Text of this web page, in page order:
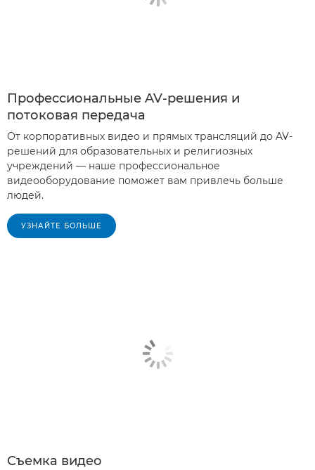
Профессиональные AV-решения и
потоковая передача
От корпоративных видео и прямых трансляций до AV-
решений для образовательных и религиозных
учреждений — наше профессиональное
видеооборудование поможет вам привлечь больше
людей.
УЗНАЙТЕ БОЛЬШЕ
Съемка видео